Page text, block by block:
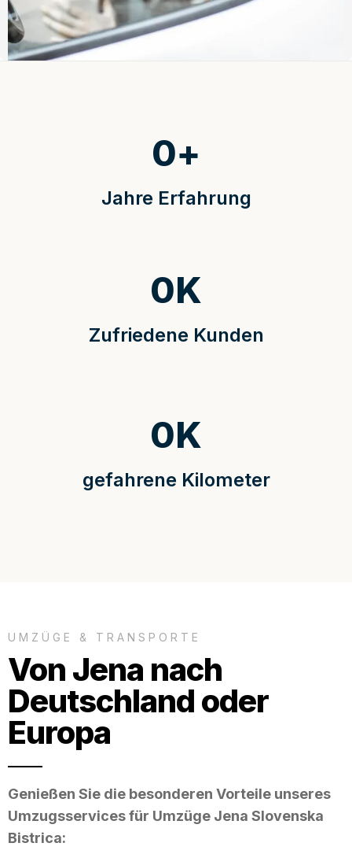
Jahre Erfahrung
0+
Zufriedene Kunden
0K
gefahrene Kilometer
0K
UMZÜGE & TRANSPORTE
Von Jena nach
Deutschland oder
Europa
Genießen Sie die besonderen Vorteile unseres
Umzugsservices für Umzüge Jena Slovenska
Bistrica: